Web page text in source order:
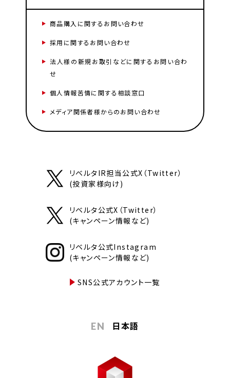
商品購入に関するお問い合わせ
採用に関するお問い合わせ
法人様の新規お取引などに関するお問い合わ
せ
個人情報苦情に関する相談窓口
メディア関係者様からのお問い合わせ
リベルタIR担当公式X（Twitter）
(投資家様向け)
リベルタ公式X（Twitter）
(キャンペーン情報など)
リベルタ公式Instagram
(キャンペーン情報など)
SNS公式アカウント一覧
EN 日本語